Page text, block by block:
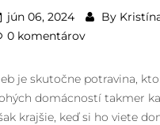
jún 06, 2024 By
0 komentárov
je skutočne potravina,
domácností takmer
krajšie, keď si ho viete